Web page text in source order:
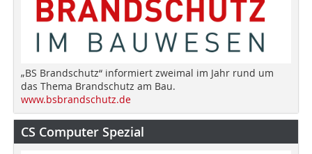
„BS Brandschutz“ informiert zweimal im Jahr rund um
das Thema Brandschutz am Bau.
www.bsbrandschutz.de
CS Computer Spezial